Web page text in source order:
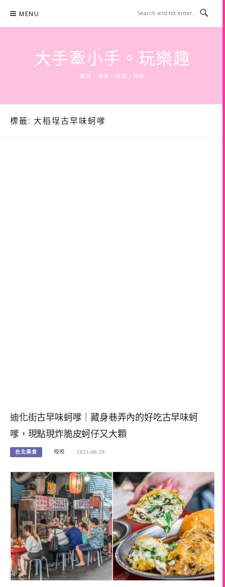
content
MENU
大手牽小手。玩樂趣
旅遊 | 美食 | 商攝 | 時尚
標籤: 大稻埕古早味蚵嗲
迪化街古早味蚵嗲｜藏身巷弄內的好吃古早味蚵
嗲，現點現炸脆皮蚵仔又大顆
台北美食 咬咬 2023-06-29